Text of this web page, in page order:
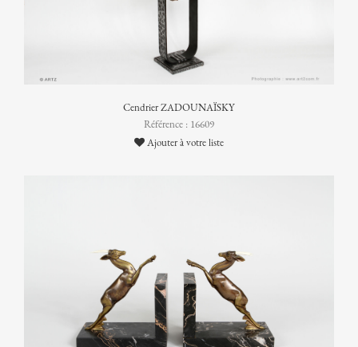
Cendrier ZADOUNAÏSKY
Référence : 16609
Ajouter à votre liste